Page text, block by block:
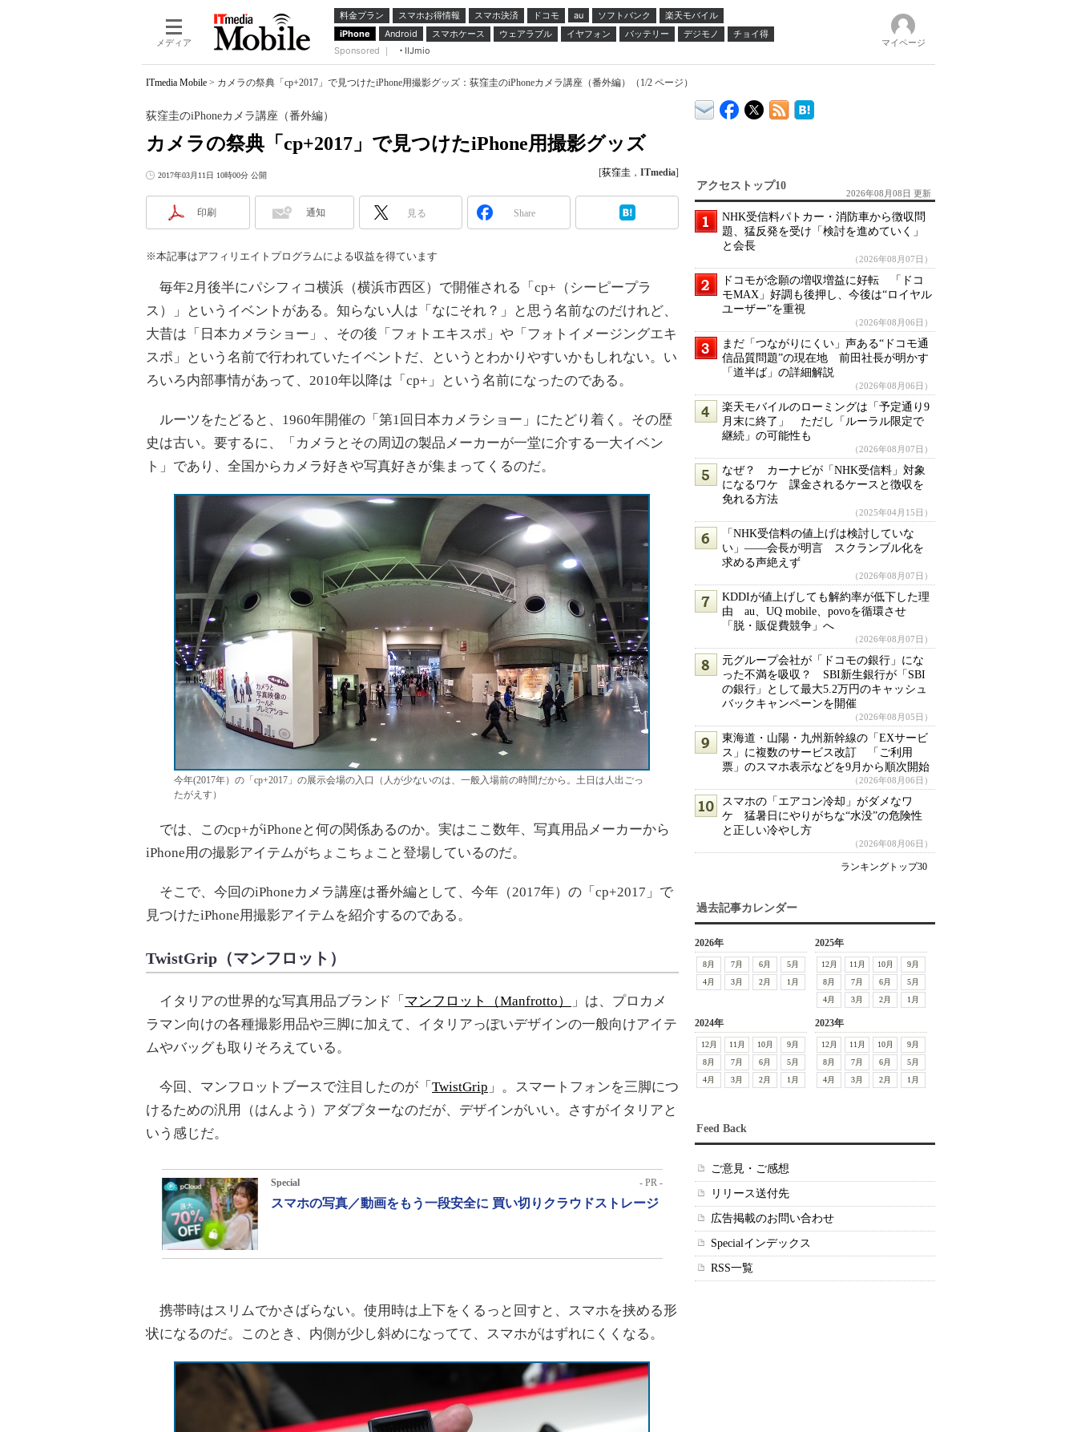
メディア
料金プラン スマホお得情報 スマホ決済 ドコモ au ソフトバンク
楽天モバイル
iPhone
Android スマホケース ウェアラブル イヤフォン バッテリー デジモノ
チョイ得
Sponsored ｜
IIJmio
マイページ
ITmedia Mobile > カメラの祭典「cp+2017」で見つけたiPhone用撮影グッズ：荻窪圭のiPhoneカメラ講座（番外編）（1/2 ページ）
カメラの祭典「cp+2017」で見つけたiPhone用撮影グッズ
荻窪圭のiPhoneカメラ講座（番外編）
2017年03月11日 10時00分 公開 [荻窪圭 ， ITmedia]
印刷 通知 見る Share
※本記事はアフィリエイトプログラムによる収益を得ています
毎年2月後半にパシフィコ横浜（横浜市西区）で開催される「cp+（シーピープラ
ス）」というイベントがある。知らない人は「なにそれ？」と思う名前なのだけれど、
大昔は「日本カメラショー」、その後「フォトエキスポ」や「フォトイメージングエキ
スポ」という名前で行われていたイベントだ、というとわかりやすいかもしれない。い
ろいろ内部事情があって、2010年以降は「cp+」という名前になったのである。
ルーツをたどると、1960年開催の「第1回日本カメラショー」にたどり着く。その歴
史は古い。要するに、「カメラとその周辺の製品メーカーが一堂に介する一大イベン
ト」であり、全国からカメラ好きや写真好きが集まってくるのだ。
今年(2017年）の「cp+2017」の展示会場の入口（人が少ないのは、一般入場前の時間だから。土日は人出ごっ
たがえす）
では、このcp+がiPhoneと何の関係あるのか。実はここ数年、写真用品メーカーから
iPhone用の撮影アイテムがちょこちょこと登場しているのだ。
そこで、今回のiPhoneカメラ講座は番外編として、今年（2017年）の「cp+2017」で
見つけたiPhone用撮影アイテムを紹介するのである。
TwistGrip（マンフロット）
イタリアの世界的な写真用品ブランド「 マンフロット（Manfrotto）
」は、プロカメ
ラマン向けの各種撮影用品や三脚に加えて、イタリアっぽいデザインの一般向けアイテ
ムやバッグも取りそろえている。
今回、マンフロットブースで注目したのが「 TwistGrip 」。スマートフォンを三脚につ
けるための汎用（はんよう）アダプターなのだが、デザインがいい。さすがイタリアと
いう感じだ。
Special - PR -
スマホの写真／動画をもう一段安全に 買い切りクラウドストレージ
携帯時はスリムでかさばらない。使用時は上下をくるっと回すと、スマホを挟める形
状になるのだ。このとき、内側が少し斜めになってて、スマホがはずれにくくなる。
アクセストップ10
2026年08月08日 更新
NHK受信料パトカー・消防車から徴収問
題、猛反発を受け「検討を進めていく」
と会長
（2026年08月07日）
ドコモが念願の増収増益に好転 「ドコ
モMAX」好調も後押し、今後は“ロイヤル
ユーザー”を重視
（2026年08月06日）
まだ「つながりにくい」声ある“ドコモ通
信品質問題”の現在地 前田社長が明かす
「道半ば」の詳細解説
（2026年08月06日）
楽天モバイルのローミングは「予定通り9
月末に終了」 ただし「ルーラル限定で
継続」の可能性も
（2026年08月07日）
なぜ？ カーナビが「NHK受信料」対象
になるワケ 課金されるケースと徴収を
免れる方法
（2025年04月15日）
「NHK受信料の値上げは検討していな
い」――会長が明言 スクランブル化を
求める声絶えず
（2026年08月07日）
KDDIが値上げしても解約率が低下した理
由 au、UQ mobile、povoを循環させ
「脱・販促費競争」へ
（2026年08月07日）
元グループ会社が「ドコモの銀行」にな
った不満を吸収？ SBI新生銀行が「SBI
の銀行」として最大5.2万円のキャッシュ
バックキャンペーンを開催
（2026年08月05日）
東海道・山陽・九州新幹線の「EXサービ
ス」に複数のサービス改訂 「ご利用
票」のスマホ表示などを9月から順次開始
（2026年08月06日）
スマホの「エアコン冷却」がダメなワ
ケ 猛暑日にやりがちな“水没”の危険性
と正しい冷やし方
（2026年08月06日）
ランキングトップ30
過去記事カレンダー
2026年
8月 7月 6月
5月
4月
3月 2月 1月
2025年
12月 11月 10月
9月
8月
7月 6月
5月
4月
3月 2月 1月
2024年
12月 11月 10月
9月
8月
7月 6月
5月
4月
3月 2月 1月
2023年
12月 11月 10月
9月
8月
7月 6月
5月
4月
3月 2月 1月
Feed Back
ご意見・ご感想
リリース送付先
広告掲載のお問い合わせ
Specialインデックス
RSS一覧